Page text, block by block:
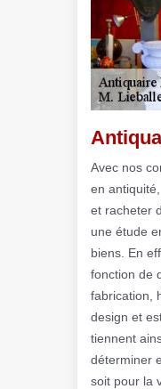
Avec nos
en
et racheter
une étude
biens. En
fonction de
fabrication,
design et
tiennent
déterminer
soit pour la